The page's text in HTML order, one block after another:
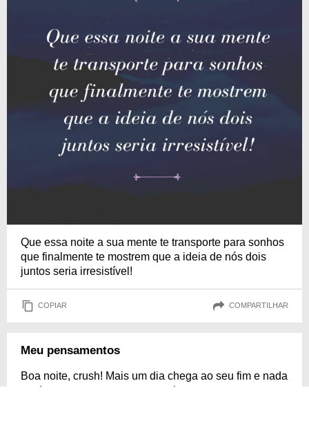
Que essa noite a sua mente te transporte para sonhos
que finalmente te mostrem que a ideia de nós dois
juntos seria irresistível!
COPIAR COMPARTILHAR
Meu pensamentos
Boa noite, crush! Mais um dia chega ao seu fim e nada
muda: meus pensamentos continuam sempre em